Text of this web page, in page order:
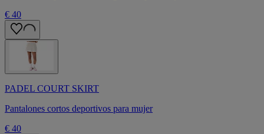
€ 40
PADEL COURT SKIRT
Pantalones cortos deportivos para mujer
€ 40